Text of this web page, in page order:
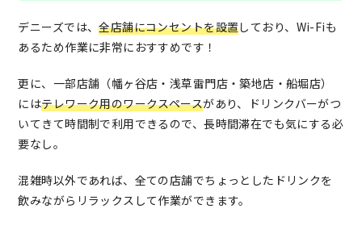
デニーズでは、全店舗にコンセントを設置しており、Wi-Fiも
あるため作業に非常におすすめです！
更に、一部店舗（幡ヶ谷店・浅草雷門店・築地店・船堀店）
にはテレワーク用のワークスペースがあり、ドリンクバーがつ
いてきて時間制で利用できるので、長時間滞在でも気にする必
要なし。
混雑時以外であれば、全ての店舗でちょっとしたドリンクを
飲みながらリラックスして作業ができます。